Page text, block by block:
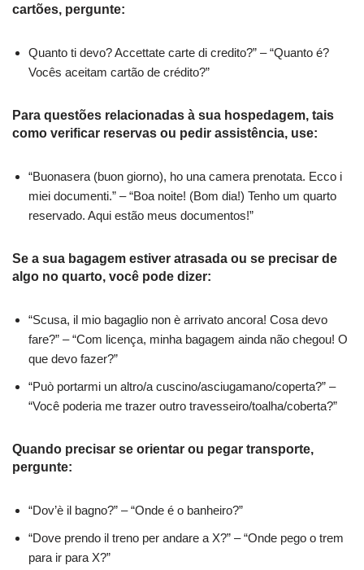
cartões, pergunte:
Quanto ti devo? Accettate carte di credito?” – “Quanto é?
Vocês aceitam cartão de crédito?”
Para questões relacionadas à sua hospedagem, tais
como verificar reservas ou pedir assistência, use:
“Buonasera (buon giorno), ho una camera prenotata. Ecco i
miei documenti.” – “Boa noite! (Bom dia!) Tenho um quarto
reservado. Aqui estão meus documentos!”
Se a sua bagagem estiver atrasada ou se precisar de
algo no quarto, você pode dizer:
“Scusa, il mio bagaglio non è arrivato ancora! Cosa devo
fare?” – “Com licença, minha bagagem ainda não chegou! O
que devo fazer?”
“Può portarmi un altro/a cuscino/asciugamano/coperta?” –
“Você poderia me trazer outro travesseiro/toalha/coberta?”
Quando precisar se orientar ou pegar transporte,
pergunte:
“Dov’è il bagno?” – “Onde é o banheiro?”
“Dove prendo il treno per andare a X?” – “Onde pego o trem
para ir para X?”